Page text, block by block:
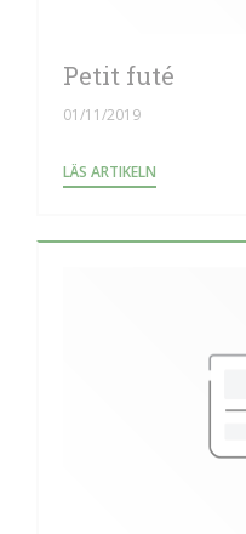
Petit futé
01/11/2019
LÄS ARTIKELN